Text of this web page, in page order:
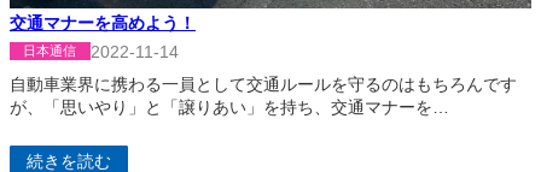
交通マナーを高めよう！
日本通信
2022-11-14
自動車業界に携わる一員として交通ルールを守るのはもちろんです
が、「思いやり」と「譲りあい」を持ち、交通マナーを…
続きを読む